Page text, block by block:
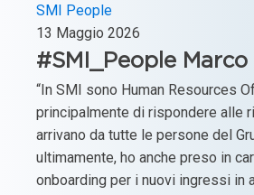
SMI People
13 Maggio 2026
#SMI_People Marco
“In SMI sono Human Resources
principalmente di rispondere alle
arrivano da tutte le persone del
ultimamente, ho anche preso in
onboarding per i nuovi ingressi in